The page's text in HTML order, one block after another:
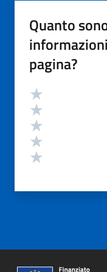
Quanto
pagina?
Valutazione